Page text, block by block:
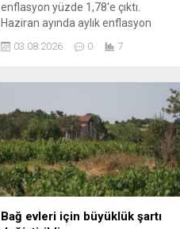
enflasyon yüzde 1,78'e çıktı.
Haziran ayında aylık enflasyon
yüzde 0,99 seviyesindeydi.
03.08.2026 0 7
Bağ evleri için büyüklük şartı